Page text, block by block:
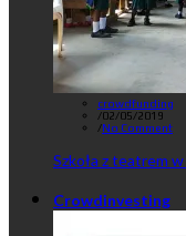
crowdfunding
/02/05/2019
/No Comment
Szkoła z teatrem
Crowdinvesting